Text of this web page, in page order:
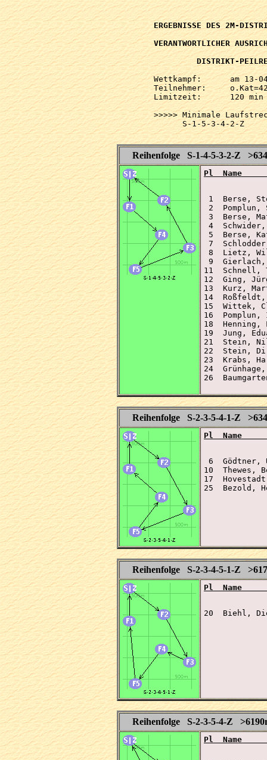
ERGEBNISSE DES 2M-
VERANTWORTLICHER
DISTRIKT-
Wettkampf:  	am 13-04-2003   ab 13.30 Uhr   im 2-m-Band
Teilnehmer: 	o.Kat=42 Tln=42 +Hel=47
Limitzeit:  	120 min
>>>>> Minimale
S-1-5-3-4-2-Z
Reihenfolge S-1-4-5-3-2-Z
Pl  Name
1  Berse,
2  Pomplun,
3  Berse,
4
5  Berse,
7
8  Lietz,
9  Gierlach,
11  Schnell,
12  Ging,
13  Kurz,
14
15  Wittek,
16
18
19  Jung,
21  Stein,
22  Stein,
23  Krabs,
24
26
Reihenfolge S-2-3-5-4-1-Z
Pl  Name
6  Gödtner,
10  Thewes,
17
25  Bezold,
Reihenfolge S-2-3-4-5-1-Z
Pl  Name
20  Biehl,
Reihenfolge S-2-3-5-4-Z
Pl  Name